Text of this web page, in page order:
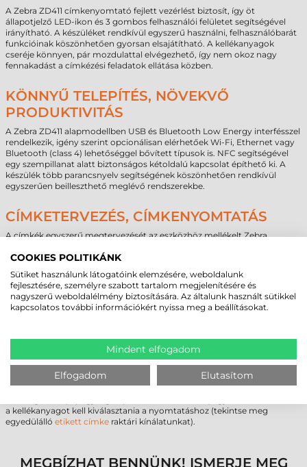
A Zebra ZD411 címkenyomtató fejlett vezérlést biztosít, így öt
állapotjelző LED-ikon és 3 gombos felhasználói felületet segítségével
irányítható. A készüléket rendkívül egyszerű használni, felhasználóbarát
funkcióinak köszönhetően gyorsan elsajátítható. A kellékanyagok
cseréje könnyen, pár mozdulattal elvégezhető, így nem okoz nagy
fennakadást a címkézési feladatok ellátása közben.
KÖNNYŰ TELEPÍTÉS, NÖVEKVŐ
PRODUKTIVITÁS
A Zebra ZD411 alapmodellben USB és Bluetooth Low Energy interfésszel
rendelkezik, igény szerint opcionálisan elérhetőek Wi-Fi, Ethernet vagy
Bluetooth (class 4) lehetőséggel bővített típusok is. NFC segítségével
egy szempillanat alatt biztonságos kétoldalú kapcsolat építhető ki. A
készülék több parancsnyelv segítségének köszönhetően rendkívül
egyszerűen beilleszthető meglévő rendszerekbe.
CÍMKETERVEZÉS, CÍMKENYOMTATÁS
A címkék egyszerű megtervezését az eszközhöz mellékelt Zebra
szövegszerkesztőhöz hasonlóan, grafikus felületen tervezhetjük meg a
feliratot, vonalkódot vagy akár egyszínű grafikát is (pl. logó).
Szintén mellékeljük az eszközhöz a Windows drivert, mellyel a
felhasználók egyszerűen tudnak vonalkódos etiketteket nyomtatni
Windows alkalmazásokból, mint pl. Microsoft® Office™ és egyéb
VÁSÁRLÁSTÓL AZ ETIKETT CÍMKE
NYOMTATÁSIG
A címkenyomtatóhoz minden működéshez szükséges összetevőt
a kellékanyagot kell kiválasztania a nyomtatáshoz (tekintse meg
egyedülálló etikett címke raktári kínálatunkat).
MEGBÍZHAT BENNÜNK! ISMERJE MEG
COOKIES POLITIKÁNK
Sütiket használunk látogatóink elemzésére, weboldalunk
fejlesztésére, személyre szabott tartalom megjelenítésére és
nagyszerű weboldalélmény biztosítására. Az általunk használt sütikkel
kapcsolatos további információkért nyissa meg a beállításokat.
Mindent elfogadom
Elfogadom Elutasítom